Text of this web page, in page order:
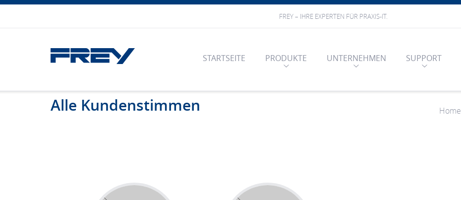
FREY – IHRE EXPERTEN FÜR PRAXIS-IT.
STARTSEITE PRODUKTE UNTERNEHMEN SUPPORT
Alle Kundenstimmen Home